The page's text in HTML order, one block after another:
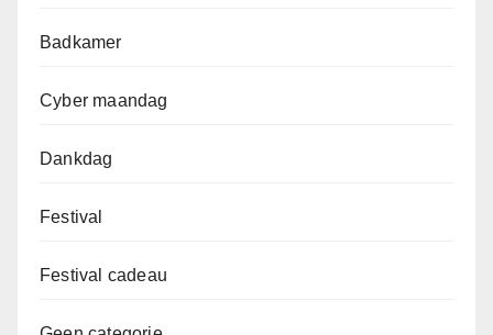
Badkamer
Cyber maandag
Dankdag
Festival
Festival cadeau